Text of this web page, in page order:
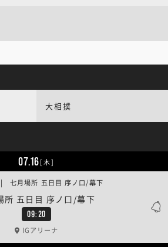
大相撲
07.16[木]
09:20
所 五日目 序ノ口/幕下
月場所 五日目 序ノ口/幕下
IGアリーナ